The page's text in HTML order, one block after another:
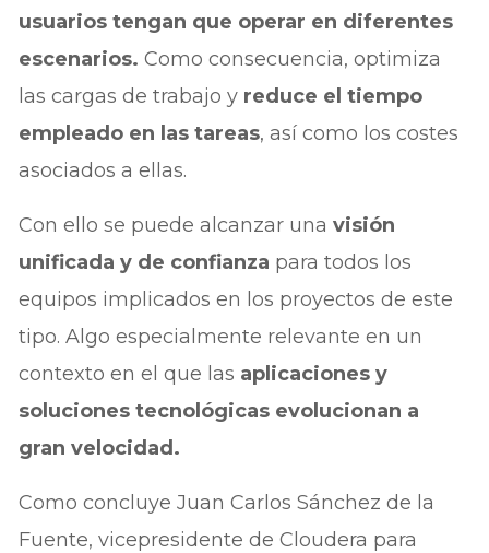
usuarios tengan que operar en diferentes
escenarios.Como consecuencia, optimiza
las cargas de trabajo y reduce el tiempo
empleado en las tareas, así como los costes
asociados a ellas.
Con ello se puede alcanzar una visión
unificada y de confianza para todos los
equipos implicados en los proyectos de este
tipo. Algo especialmente relevante en un
contexto en el que las aplicaciones y
soluciones tecnológicas evolucionan a
gran velocidad.
Como concluye Juan Carlos Sánchez de la
Fuente, vicepresidente de Cloudera para